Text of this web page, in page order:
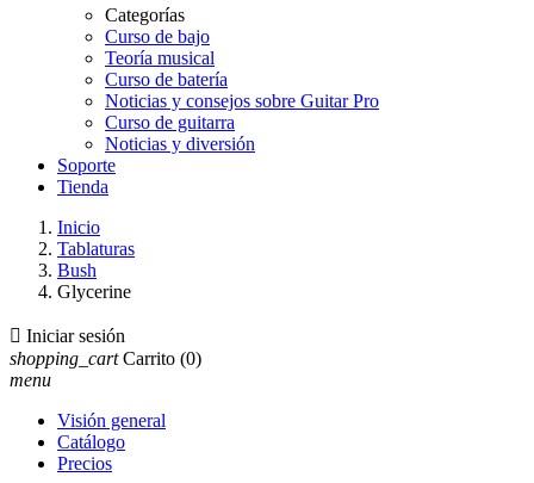
Categorías
Curso de bajo
Teoría musical
Curso de batería
Noticias y consejos sobre Guitar Pro
Curso de guitarra
Noticias y diversión
Soporte
Tienda
Inicio
Tablaturas
Bush
Glycerine
 Iniciar sesión
shopping_cart Carrito (0)
menu
Visión general
Catálogo
Precios